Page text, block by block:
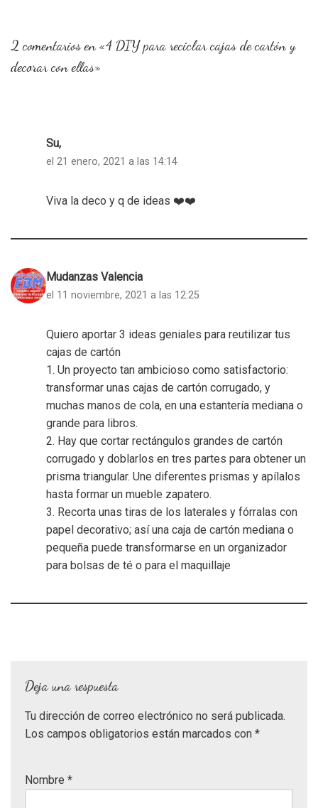
2 comentarios en «4 DIY para reciclar cajas de cartón y
decorar con ellas»
Su,
el 21 enero, 2021 a las 14:14
Viva la deco y q de ideas ❤️❤️
Mudanzas Valencia
el 11 noviembre, 2021 a las 12:25
Quiero aportar 3 ideas geniales para reutilizar tus
cajas de cartón
1. Un proyecto tan ambicioso como satisfactorio:
transformar unas cajas de cartón corrugado, y
muchas manos de cola, en una estantería mediana o
grande para libros.
2. Hay que cortar rectángulos grandes de cartón
corrugado y doblarlos en tres partes para obtener un
prisma triangular. Une diferentes prismas y apílalos
hasta formar un mueble zapatero.
3. Recorta unas tiras de los laterales y fórralas con
papel decorativo; así una caja de cartón mediana o
pequeña puede transformarse en un organizador
para bolsas de té o para el maquillaje
Deja una respuesta
Tu dirección de correo electrónico no será publicada.
Los campos obligatorios están marcados con *
Nombre *